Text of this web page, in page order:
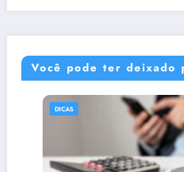
Você pode ter deixado